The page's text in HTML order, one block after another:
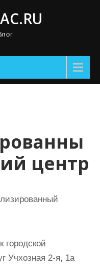
центр
городской
Учхозная 2-я, 1а